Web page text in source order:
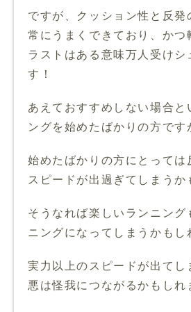
ですが、クッション性と反発
常にうまくできており、かつ
ラストはある意味万人受けシ
す！
あえておすすめしない場合と
ングを始めたばかりの方です
始めたばかりの方にとっては
スピードが出過ぎてしまうか
そうなれば楽しいランニング
ニングになってしまうかもし
実力以上のスピードが出てし
悪は怪我につながるかもしれ